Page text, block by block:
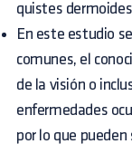
quistes
En este estudio
comunes, el
de la visión o
enfermedades
por lo que